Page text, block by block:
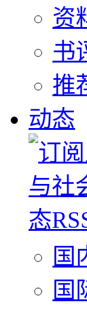
资
书
推
动态
国
国